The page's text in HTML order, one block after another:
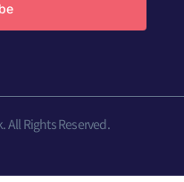
All Rights Reserved.